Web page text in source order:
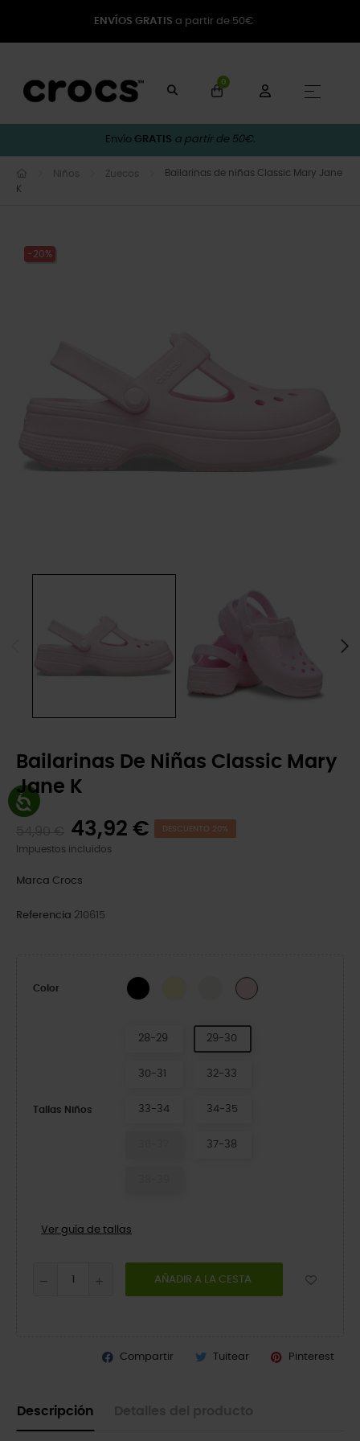
ENVÍOS GRATIS a partir de 50€
0
☰
Envío GRATIS a partir de 50€.
Niños Zuecos
Bailarinas de niñas Classic Mary Jane
K
-20%
Bailarinas De Niñas Classic Mary
Jane K
43,92 € DESCUENTO 20%
Impuestos incluidos
Marca Crocs
Referencia 210615
Color Black Pink Milk
Tallas Niños
28-29 29-30
30-31 32-33
33-34 34-35
37-38
Ver guía de tallas
AÑADIR A LA CESTA
Compartir Tuitear Pinterest
Descripción